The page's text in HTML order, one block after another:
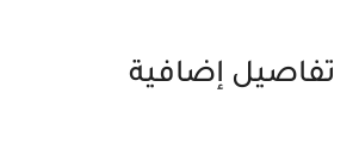
تفاصيل إضافية